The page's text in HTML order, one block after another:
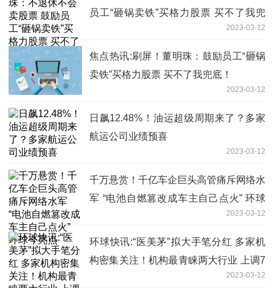
员工“砸锅卖铁”买格力股票 买不了我兜
2023-03-12
焦点热讯:刷屏！董明珠：鼓励员工“砸锅
卖铁”买格力股票 买不了我兜底！
2023-03-12
日飙12.48%！油运超级周期来了？多家
航运公司业绩预喜
2023-03-12
千万悬赏！千亿车企巨头高管痛斥网络水
军 “电池自燃篡改成车主自己点火” 环球
2023-03-12
环球快讯:“医美茅”拟大手笔分红 多家机
构密集关注！机构最青睐两大行业 上调7
2023-03-12